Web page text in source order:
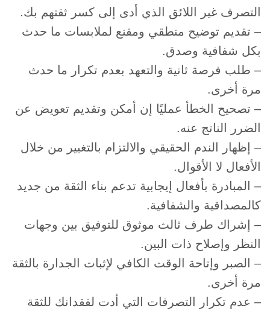
التصرف غير اللائق الذي أدى إلى كسر ثقتهم بك.
– تقديم توضيح منطقي ومقنع لملابسات ما حدث
بكل شفافية وصدق.
– طلب فرصة ثانية والتعهد بعدم تكرار ما حدث
مرة أخرى.
– تصحيح الخطأ عمليًا إن أمكن وتقديم تعويض عن
الضرر الناتج عنه.
– إظهار الندم الحقيقي والالتزام بالتغيير من خلال
الأفعال لا الأقوال.
– المبادرة بأفعال إيجابية تدعم بناء الثقة من جديد
كالمصداقية والشفافية.
– إشراك طرف ثالث موثوق للتوفيق بين وجهات
النظر وإصلاح ذات البين.
– الصبر وإتاحة الوقت الكافي لإثبات الجدارة بالثقة
مرة أخرى.
– عدم تكرار التصرفات التي أدت لفقدانك للثقة